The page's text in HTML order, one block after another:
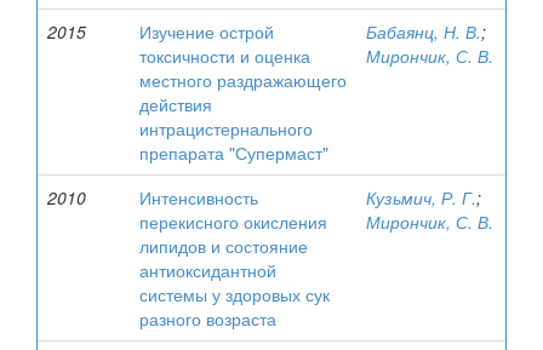
2015
Изучение острой
токсичности и оценка
местного раздражающего
действия
интрацистернального
препарата "Супермаст"
Бабаянц, Н. В.;
Мирончик, С. В.
2010
Интенсивность
перекисного окисления
липидов и состояние
антиоксидантной
системы у здоровых сук
разного возраста
Кузьмич, Р. Г.;
Мирончик, С. В.